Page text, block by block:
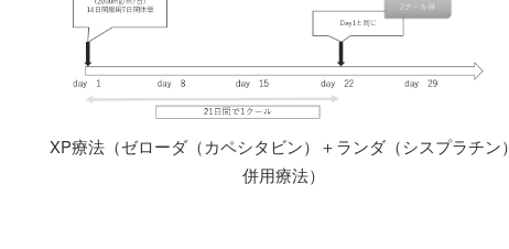
XP療法（ゼローダ（カペシタビン）＋ランダ（シスプラチン）
併用療法）